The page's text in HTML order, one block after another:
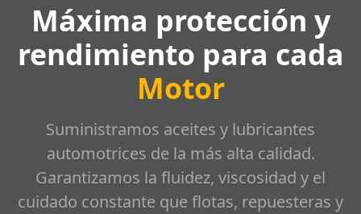
Máxima protección y
rendimiento para cada
Motor
Suministramos aceites y lubricantes
automotrices de la más alta calidad.
Garantizamos la fluidez, viscosidad y el
cuidado constante que flotas, repuesteras y